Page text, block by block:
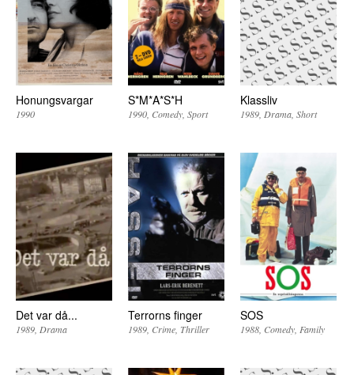
Honungsvargar
1990
S*M*A*S*H
1990 Comedy Sport
Klassliv
1989 Drama Short
Det var då...
1989 Drama
Terrorns finger
1989 Crime Thriller
SOS
1988 Comedy Family